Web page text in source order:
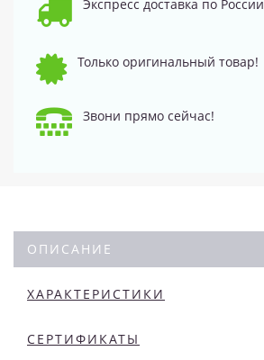
Экспресс доставка по России
Только оригинальный товар!
Звони прямо сейчас!
ОПИСАНИЕ
ХАРАКТЕРИСТИКИ
СЕРТИФИКАТЫ